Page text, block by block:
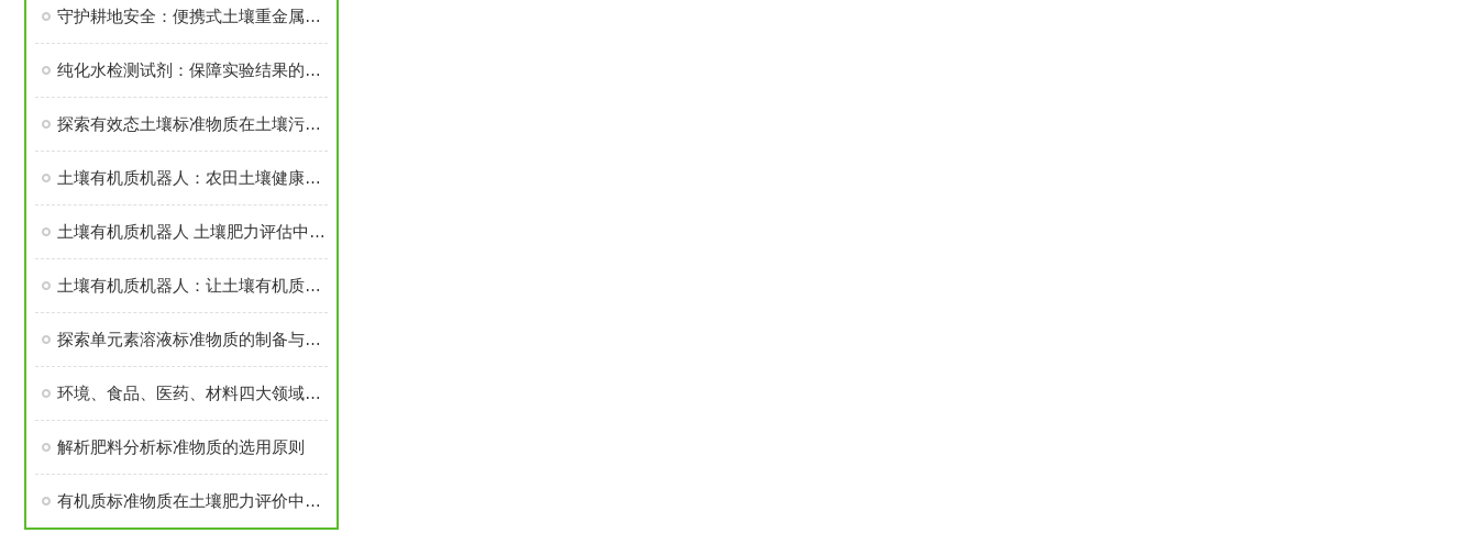
守护耕地安全：便携式土壤重金属检测箱全解析
纯化水检测试剂：保障实验结果的准确性
探索有效态土壤标准物质在土壤污染评估中的关键作用
土壤有机质机器人：农田土壤健康的守护者
土壤有机质机器人 土壤肥力评估中有机质含量实时监测分析机器人
土壤有机质机器人：让土壤有机质检测更高效、更准确
探索单元素溶液标准物质的制备与应用
环境、食品、医药、材料四大领域常用标准物质
解析肥料分析标准物质的选用原则
有机质标准物质在土壤肥力评价中的应用